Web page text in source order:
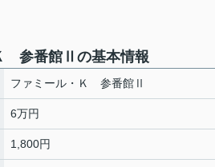
参番館Ⅱの基本情報
ファミール・Ｋ 参番館Ⅱ
6万円
1,800円